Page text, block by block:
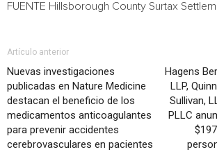
FUENTE Hillsborough County Surtax
Artículo anterior
Nuevas investigaciones
publicadas en Nature Medicine
destacan el beneficio de los
medicamentos anticoagulantes
para prevenir accidentes
cerebrovasculares en pacientes
Hagens
LLP,
Sullivan,
PLLC